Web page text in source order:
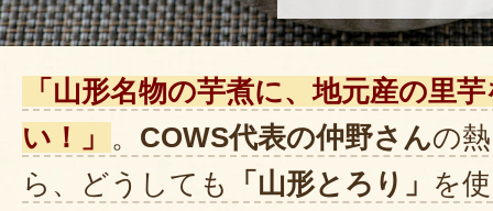
「山形名物の芋煮に、地元産の里
い！」
。 COWS代表の仲野さんの
ら、どうしても
「山形とろり」
を